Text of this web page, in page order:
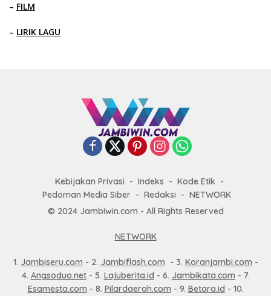
– FILM
– LIRIK LAGU
Kebijakan Privasi Indeks
Kode Etik
Pedoman Media Siber
Redaksi
NETWORK
© 2024 Jambiwin.com - All Rights Reserved
NETWORK
1. Jambiseru.com - 2. Jambiflash.com - 3. Koranjambi.com -
4. Angsoduo.net- 5. Lajuberita.id - 6. Jambikata.com - 7.
Esamesta.com - 8. Pilardaerah.com - 9. Betara.id - 10.